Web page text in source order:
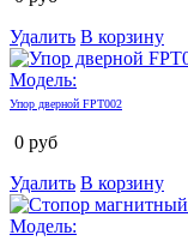
Удалить В корзину
Модель:
Упор дверной FPT002
0 руб
Удалить В корзину
Модель: